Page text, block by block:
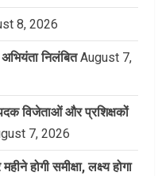
8, 2026
निलंबित August 7,
विजेताओं और प्रशिक्षकों
7, 2026
होगी समीक्षा, लक्ष्य होगा